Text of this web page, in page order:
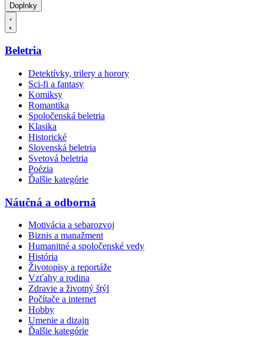
Doplnky
Beletria
Detektívky, trilery a horory
Sci-fi a fantasy
Komiksy
Romantika
Spoločenská beletria
Klasika
Historické
Slovenská beletria
Svetová beletria
Poézia
Ďalšie kategórie
Náučná a odborná
Motivácia a sebarozvoj
Biznis a manažment
Humanitné a spoločenské vedy
História
Životopisy a reportáže
Vzťahy a rodina
Zdravie a životný štýl
Počítače a internet
Hobby
Umenie a dizajn
Ďalšie kategórie